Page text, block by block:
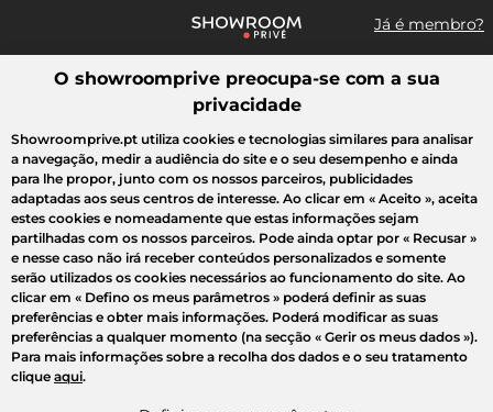
Já é membro?
Pesquisar uma marca, um artigo, uma venda...
Todas as vendas Moda Desporto Casa Criança Beleza
O showroomprive preocupa-se com a sua
privacidade
Showroomprive.pt utiliza cookies e tecnologias similares para analisar
a navegação, medir a audiência do site e o seu desempenho e ainda
para lhe propor, junto com os nossos parceiros, publicidades
adaptadas aos seus centros de interesse. Ao clicar em « Aceito », aceita
estes cookies e nomeadamente que estas informações sejam
partilhadas com os nossos parceiros. Pode ainda optar por « Recusar »
e nesse caso não irá receber conteúdos personalizados e somente
serão utilizados os cookies necessários ao funcionamento do site. Ao
clicar em « Defino os meus parâmetros » poderá definir as suas
preferências e obter mais informações. Poderá modificar as suas
preferências a qualquer momento (na secção « Gerir os meus dados »).
Para mais informações sobre a recolha dos dados e o seu tratamento
clique aqui.